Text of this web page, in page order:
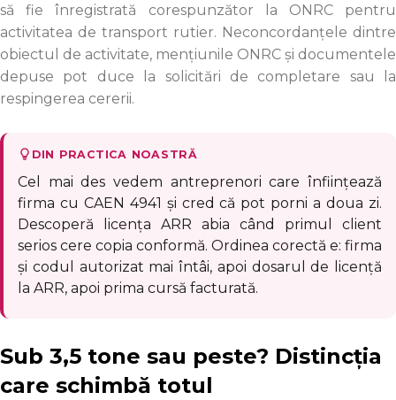
să fie înregistrată corespunzător la ONRC pentru
activitatea de transport rutier. Neconcordanțele dintre
obiectul de activitate, mențiunile ONRC și documentele
depuse pot duce la solicitări de completare sau la
respingerea cererii.
DIN PRACTICA NOASTRĂ
Cel mai des vedem antreprenori care înființează
firma cu CAEN 4941 și cred că pot porni a doua zi.
Descoperă licența ARR abia când primul client
serios cere copia conformă. Ordinea corectă e: firma
și codul autorizat mai întâi, apoi dosarul de licență
la ARR, apoi prima cursă facturată.
Sub 3,5 tone sau peste? Distincția
care schimbă totul